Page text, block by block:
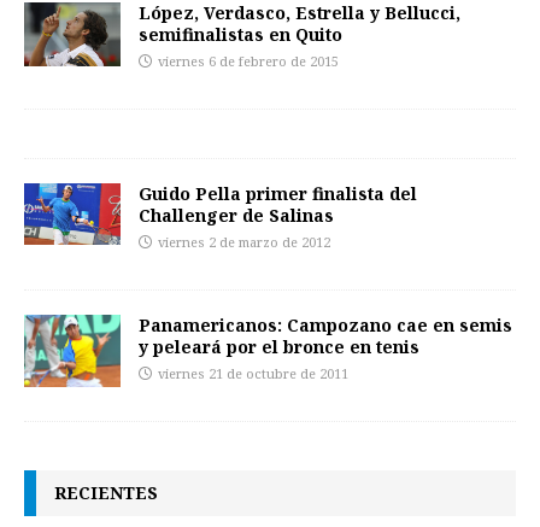
López, Verdasco, Estrella y Bellucci,
semifinalistas en Quito
viernes 6 de febrero de 2015
Guido Pella primer finalista del
Challenger de Salinas
viernes 2 de marzo de 2012
Panamericanos: Campozano cae en semis
y peleará por el bronce en tenis
viernes 21 de octubre de 2011
RECIENTES